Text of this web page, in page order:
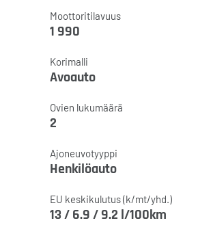
Moottoritilavuus
1 990
Korimalli
Avoauto
Ovien lukumäärä
2
Ajoneuvotyyppi
Henkilöauto
EU keskikulutus (k/mt/yhd.)
13 / 6.9 / 9.2 l/100km